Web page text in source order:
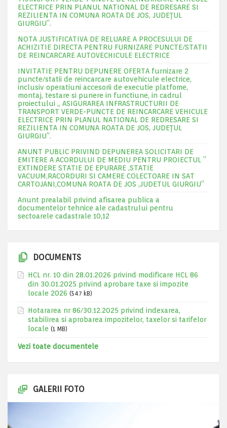
ELECTRICE PRIN PLANUL NATIONAL DE REDRESARE SI
REZILIENTA IN COMUNA ROATA DE JOS, JUDEŢUL
GIURGIU”.
NOTA JUSTIFICATIVA DE RELUARE A PROCESULUI DE
ACHIZITIE DIRECTA PENTRU FURNIZARE PUNCTE/STATII
DE REINCARCARE AUTOVECHICULE ELECTRICE
INVITATIE PENTRU DEPUNERE OFERTA furnizare 2
puncte/statii de reincarcare autovehicule electrice,
inclusiv operatiuni accesorii de executie platfome,
montaj, testare si punere in functiune, in cadrul
proiectului „ ASIGURAREA INFRASTRUCTURII DE
TRANSPORT VERDE-PUNCTE DE REINCARCARE VEHICULE
ELECTRICE PRIN PLANUL NATIONAL DE REDRESARE SI
REZILIENTA IN COMUNA ROATA DE JOS, JUDEŢUL
GIURGIU”.
ANUNT PUBLIC PRIVIND DEPUNEREA SOLICITARI DE
EMITERE A ACORDULUI DE MEDIU PENTRU PROIECTUL ”
EXTINDERE STATIE DE EPURARE ,STATIE
VACUUM,RACORDURI SI CAMERE COLECTOARE IN SAT
CARTOJANI,COMUNA ROATA DE JOS ,JUDETUL GIURGIU”
Anunt prealabil privind afisarea publica a
documentelor tehnice ale cadastrului pentru
sectoarele cadastrale 10,12
DOCUMENTS
HCL nr. 10 din 28.01.2026 privind modificare HCL 86
din 30.01.2025 privind aprobare taxe si impozite
locale 2026 (547 kB)
Hotararea nr 86/30.12.2025 privind indexarea,
stabilirea si aprobarea impozitelor, taxelor si tarifelor
locale (1 MB)
Vezi toate documentele
GALERII FOTO